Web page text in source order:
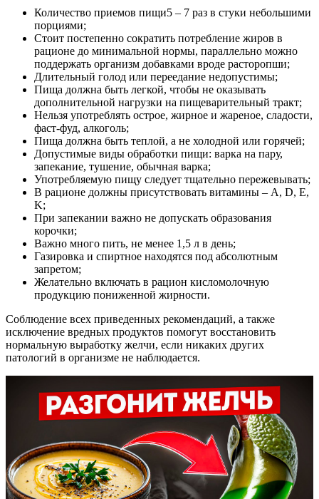
Количество приемов пищи5 – 7 раз в стуки небольшими
порциями;
Стоит постепенно сократить потребление жиров в
рационе до минимальной нормы, параллельно можно
поддержать организм добавками вроде расторопши;
Длительный голод или переедание недопустимы;
Пища должна быть легкой, чтобы не оказывать
дополнительной нагрузки на пищеварительный тракт;
Нельзя употреблять острое, жирное и жареное, сладости,
фаст-фуд, алкоголь;
Пища должна быть теплой, а не холодной или горячей;
Допустимые виды обработки пищи: варка на пару,
запекание, тушение, обычная варка;
Употребляемую пищу следует тщательно пережевывать;
В рационе должны присутствовать витамины – A, D, E,
K;
При запекании важно не допускать образования
корочки;
Важно много пить, не менее 1,5 л в день;
Газировка и спиртное находятся под абсолютным
запретом;
Желательно включать в рацион кисломолочную
продукцию пониженной жирности.
Соблюдение всех приведенных рекомендаций, а также
исключение вредных продуктов помогут восстановить
нормальную выработку желчи, если никаких других
патологий в организме не наблюдается.